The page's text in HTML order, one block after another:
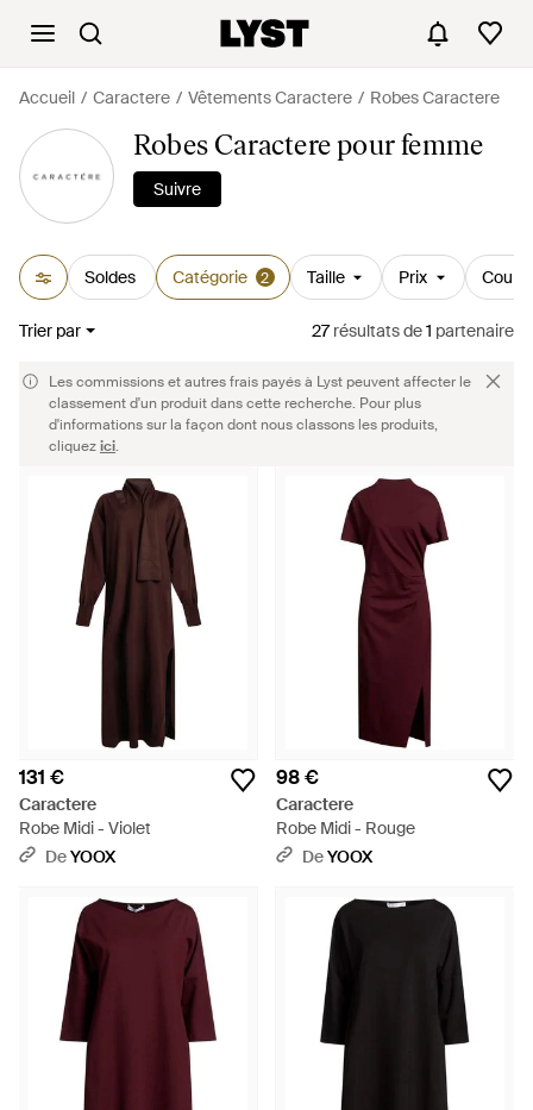
Accueil Caractere Vêtements Caractere Robes Caractere
Robes Caractere pour femme
Suivre
Soldes Catégorie 2 Taille Prix
Trier par 27résultatsde1 partenaire
Les commissions et autres frais payés à Lyst peuvent affecter le
classement d'un produit dans cette recherche. Pour plus
d'informations sur la façon dont nous classons les produits,
cliquezici.
131 €
Caractere
Robe Midi - Violet
DeYOOX
98 €
Caractere
Robe Midi - Rouge
DeYOOX